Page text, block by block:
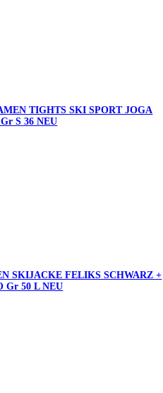
TIGHTS SKI SPORT JOGA
S 36 NEU
SKIJACKE FELIKS SCHWARZ +
Gr 50 L NEU